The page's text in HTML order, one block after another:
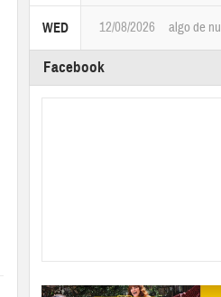
WED 12/08/2026 algo de
Facebook